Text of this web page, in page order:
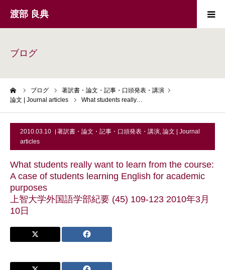
渡部 良典
ブログ
ブログ
著訳書・論文・記事・口頭発表・講演
論文 | Journal articles
What students really…
2010.03.10 著訳書・論文・記事・口頭発表・講演, 論文 | Journal
articles
What students really want to learn from the course:
A case of students learning English for academic
purposes
上智大学外国語学部紀要 (45) 109-123 2010年3月
10日
外国語学習用資料
プロフィール Profile
近況 Updates